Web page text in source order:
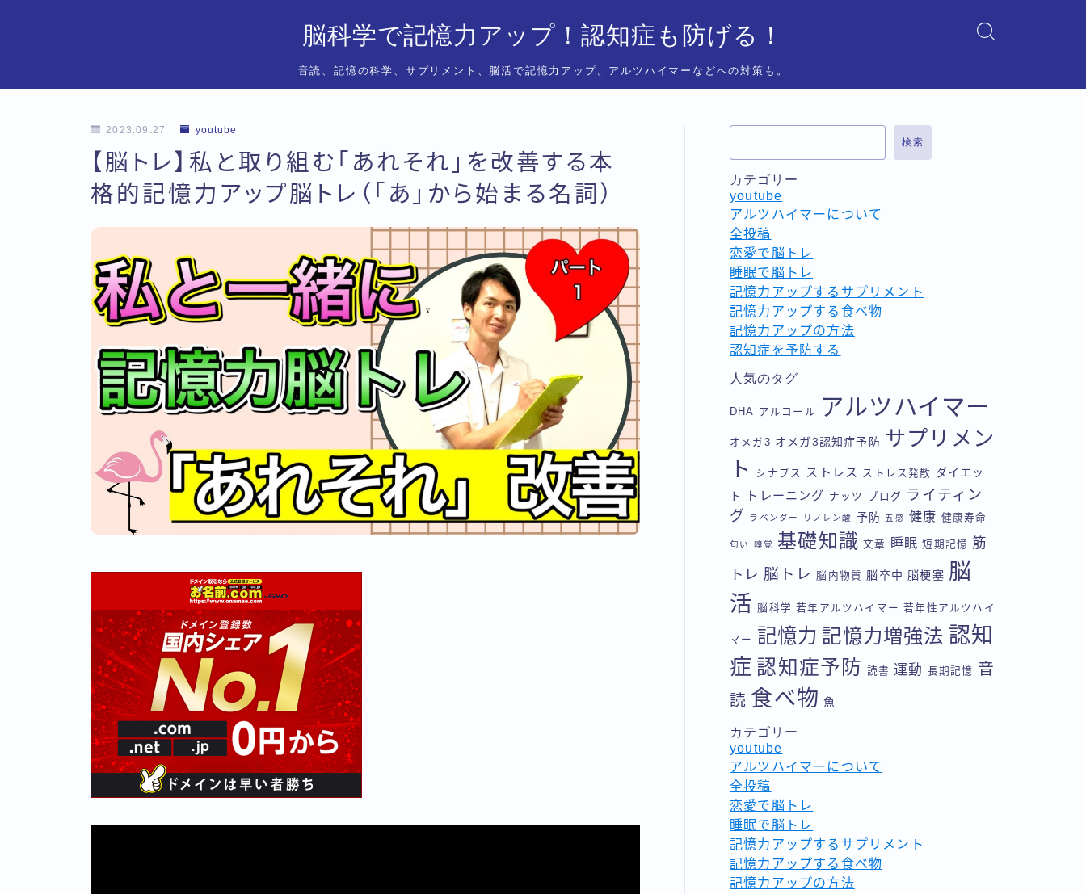
脳科学で記憶力アップ！認知症も防げる！
音読、記憶の科学、サプリメント、脳活で記憶力アップ。アルツハイマーなどへの対策も。
2023.09.27 youtube
【脳トレ】私と取り組む「あれそれ」を改善する本
格的記憶力アップ脳トレ（「あ」から始まる名詞）
検索
カテゴリー
youtube
アルツハイマーについて
全投稿
恋愛で脳トレ
睡眠で脳トレ
記憶力アップするサプリメント
記憶力アップする食べ物
記憶力アップの方法
認知症を予防する
人気のタグ
DHA アルコール アルツハイマー
オメガ3 オメガ3認知症予防 サプリメン
ト
シナプス ストレス ストレス発散 ダイエッ
ト
トレーニング ナッツ ブログ
ライティン
グ
ラベンダー リノレン酸 予防 五感 健康 健康寿命
匂い 嗅覚 基礎知識 文章 睡眠 短期記憶 筋
トレ 脳トレ 脳内物質 脳卒中 脳梗塞 脳
活
脳科学 若年アルツハイマー 若年性アルツハイ
マー 記憶力 記憶力増強法 認知
症 認知症予防 読書 運動 長期記憶
音
読 食べ物 魚
カテゴリー
youtube
アルツハイマーについて
全投稿
恋愛で脳トレ
睡眠で脳トレ
記憶力アップするサプリメント
記憶力アップする食べ物
記憶力アップの方法